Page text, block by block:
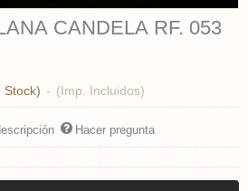
DEDAL PORCELANA CANDELA RF. 053
Stock) - (Imp. Incluidos)
Hacer pregunta